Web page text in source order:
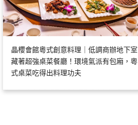
晶櫻會館粵式創意料理｜低調商辦地下室
藏著超強桌菜餐廳！環境氣派有包廂，粵
式桌菜吃得出料理功夫